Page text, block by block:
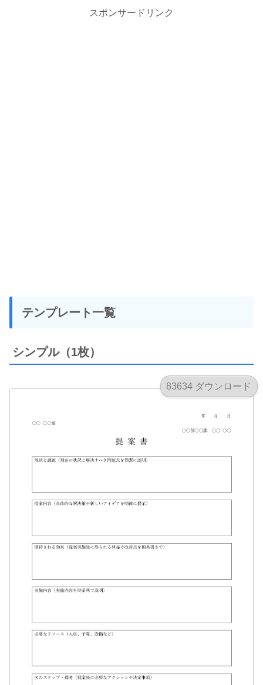
スポンサードリンク
テンプレート一覧
シンプル（1枚）
83634 ダウンロード